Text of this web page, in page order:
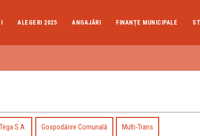
ALEGERI 2025 ANGAJĂRI FINANȚE MUNICIPALE
Tega S.A. Gospodărire Comunală Multi-Trans